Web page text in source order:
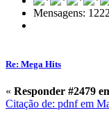
Mensagens:
Re: Mega Hits
« Responder #2479
Citação de: pdnf em